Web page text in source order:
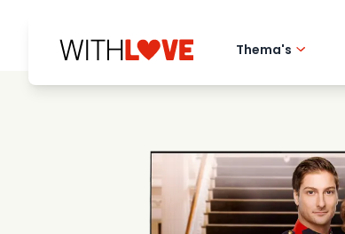
Thema's
Mysteries